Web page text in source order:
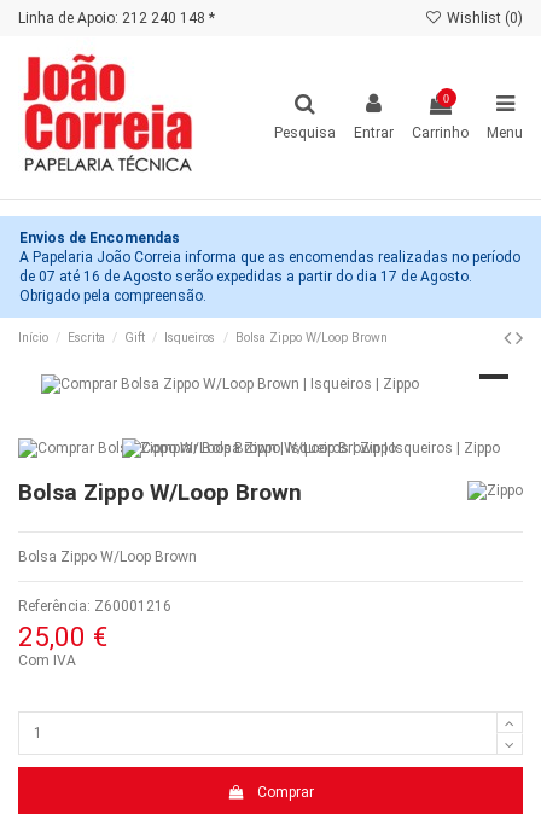
Linha de Apoio: 212 240 148 * Wishlist (0)
Pesquisa Entrar
0
Carrinho Menu
Envios de Encomendas
A Papelaria João Correia informa que as encomendas realizadas no período
de 07 até 16 de Agosto serão expedidas a partir do dia 17 de Agosto.
Obrigado pela compreensão.
Início Escrita Gift Isqueiros Bolsa Zippo W/Loop Brown
Bolsa Zippo W/Loop Brown
Bolsa Zippo W/Loop Brown
Referência: Z60001216
25,00 €
Com IVA
Comprar